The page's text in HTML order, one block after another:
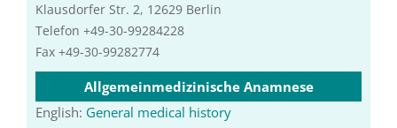
Klausdorfer Str. 2, 12629 Berlin
Telefon +49-30-99284228
Fax +49-30-99282774
Allgemeinmedizinische Anamnese
English: General medical history